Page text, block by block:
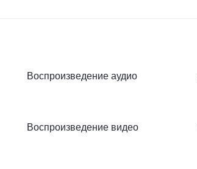
Воспроизведение аудио
Воспроизведение видео